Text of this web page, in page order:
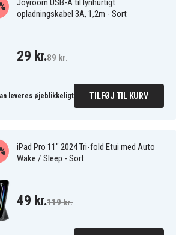
Joyroom USB-A til lynhurtigt
opladningskabel 3A, 1,2m - Sort
29 kr.89 kr.
leveres øjeblikkeligt TILFØJ TIL KURV
iPad Pro 11" 2024 Tri-fold Etui med Auto
Wake / Sleep - Sort
49 kr.119 kr.